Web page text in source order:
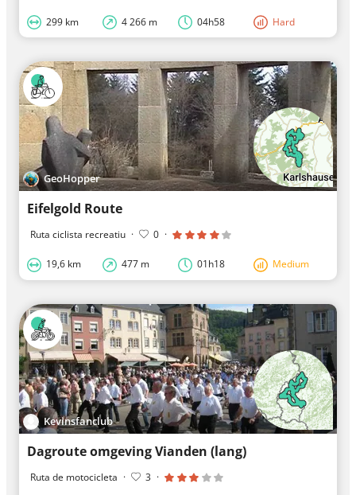
299 km 4 266 m 04h58 Hard
GeoHopper
Eifelgold Route
Ruta ciclista recreatiu · 0 ·
19,6 km 477 m 01h18 Medium
Kevinsfanclub
Dagroute omgeving Vianden (lang)
Ruta de motocicleta · 3 ·